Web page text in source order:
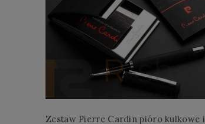
Zestaw Pierre Cardin pióro kulkowe i